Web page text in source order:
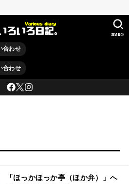
合わせ
合わせ
SEARCH
「ほっかほっか亭（ほか弁）」へ